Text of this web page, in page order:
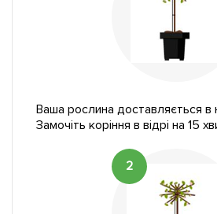
Ваша рослина доставляється в
Замочіть коріння в відрі на 15
2